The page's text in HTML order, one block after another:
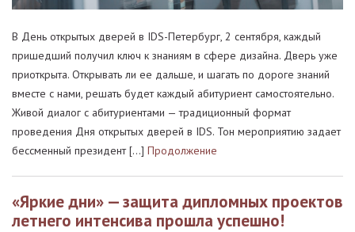
В День открытых дверей в IDS-Петербург, 2 сентября, каждый
пришедший получил ключ к знаниям в сфере дизайна. Дверь уже
приоткрыта. Открывать ли ее дальше, и шагать по дороге знаний
вместе с нами, решать будет каждый абитуриент самостоятельно.
Живой диалог с абитуриентами — традиционный формат
проведения Дня открытых дверей в IDS. Тон мероприятию задает
бессменный президент […] Продолжение
«Яркие дни» — защита дипломных проектов
летнего интенсива прошла успешно!